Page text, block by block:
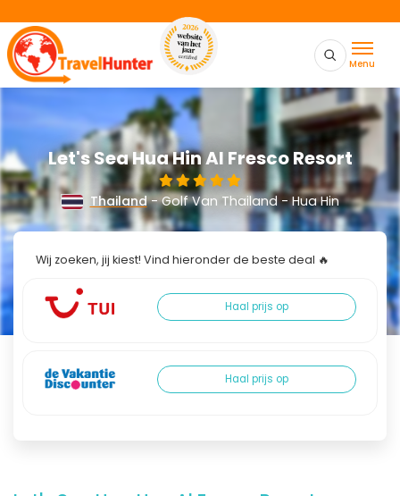
Menu
Let's Sea Hua Hin Al Fresco Resort
Thailand- Golf Van Thailand - Hua Hin
Wij zoeken, jij kiest! Vind hieronder de beste deal 🔥
Haal prijs op
Haal prijs op